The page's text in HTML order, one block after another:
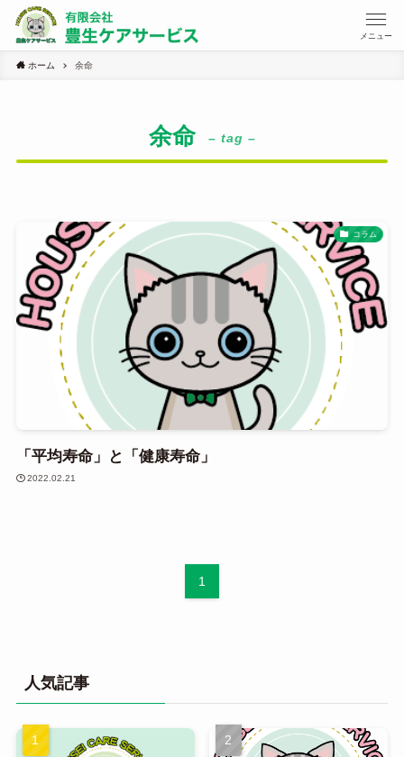
メニュー
ホーム 余命
余命 – tag –
コラム
「平均寿命」と「健康寿命」
2022.02.21
1
人気記事